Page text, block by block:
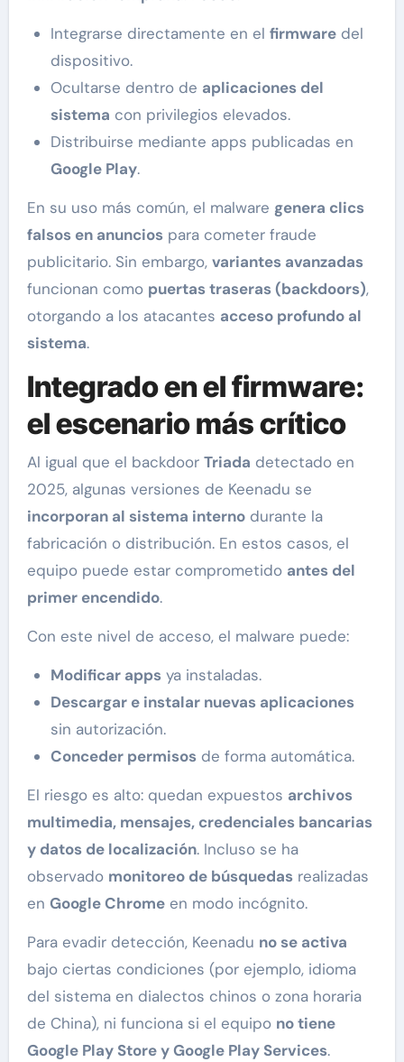
Integrarse directamente en el firmwaredel
dispositivo.
Ocultarse dentro de aplicaciones del
sistema con privilegios elevados.
Distribuirse mediante apps publicadas en
Google Play.
En su uso más común, el malware genera clics
falsos en anunciospara cometer fraude
publicitario. Sin embargo, variantes avanzadas
funcionan como puertas traseras (backdoors),
otorgando a los atacantes acceso profundo al
sistema.
Integrado en el firmware:
el escenario más crítico
Al igual que el backdoor Triada detectado en
2025, algunas versiones de Keenadu se
incorporan al sistema internodurante la
fabricación o distribución. En estos casos, el
equipo puede estar comprometido antes del
primer encendido.
Con este nivel de acceso, el malware puede:
Modificar appsya instaladas.
Descargar e instalar nuevas aplicaciones
sin autorización.
Conceder permisosde forma automática.
El riesgo es alto: quedan expuestos archivos
multimedia, mensajes, credenciales bancarias
y datos de localización. Incluso se ha
observado monitoreo de búsquedasrealizadas
en Google Chromeen modo incógnito.
Para evadir detección, Keenadu no se activa
bajo ciertas condiciones (por ejemplo, idioma
del sistema en dialectos chinos o zona horaria
de China), ni funciona si el equipo no tiene
Google Play Store y Google Play Services.